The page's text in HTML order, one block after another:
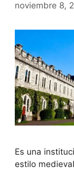
noviembre 8,
Es una
estilo